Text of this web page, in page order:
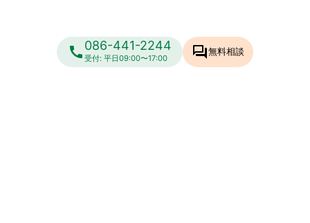
call086-441-2244
受付: 平日09:00〜17:00 forum無料相談